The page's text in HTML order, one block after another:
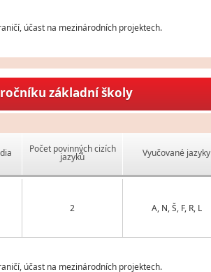
účast na mezinárodních projektech.
základní školy
Počet povinných cizích
jazyků Vyučované jazyky
2 A, N, Š, F, R, L
účast na mezinárodních projektech.